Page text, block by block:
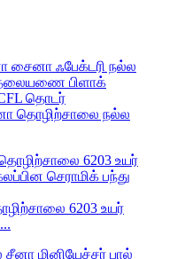
தொழிற்சாலை நல்ல
6203 உயர்